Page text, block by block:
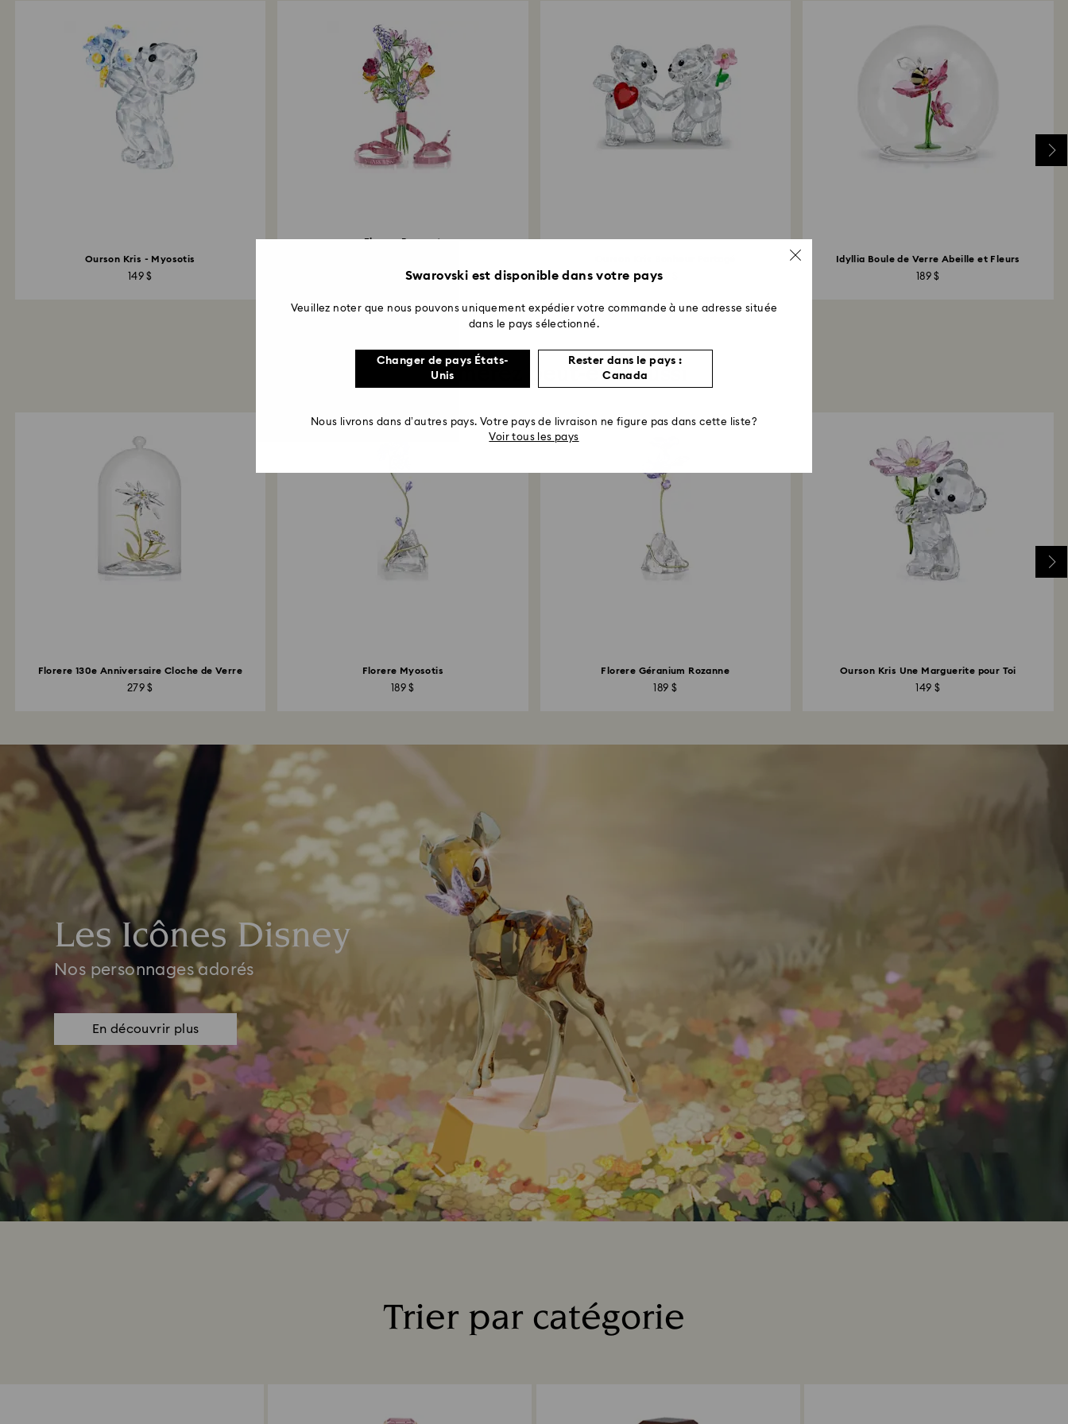
Ourson Kris - Myosotis
149 $
Florere Bouquet
8 000 $ 229 $
Idyllia Boule de Verre Abeille et Fleurs
189 $
Vous aimerez peut-être aussi
Florere 130e Anniversaire Cloche de Verre
279 $
Florere Myosotis
189 $
Florere Géranium Rozanne
189 $
Ourson Kris Une Marguerite pour Toi
149 $
Les Icônes Disney
Nos personnages adorés
En découvrir plus
Trier par catégorie
Swarovski est disponible dans votre pays
Veuillez noter que nous pouvons uniquement expédier votre commande à une adresse située
dans le pays sélectionné.
Changer de pays États-
Unis
Rester dans le pays :
Canada
Nous livrons dans d’autres pays. Votre pays de livraison ne figure pas dans cette liste?
Voir tous les pays